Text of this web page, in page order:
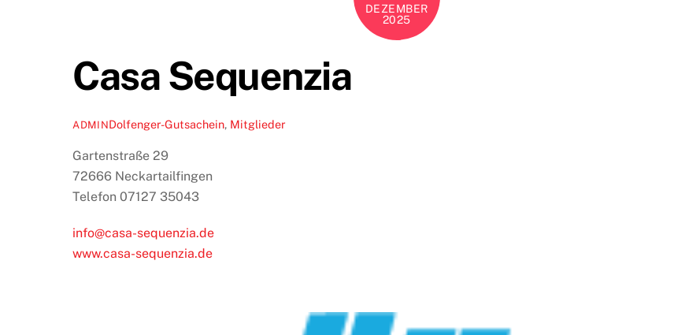
DEZEMBER
2025
Casa Sequenzia
ADMINDolfenger-Gutsachein, Mitglieder
Gartenstraße 29
72666 Neckartailfingen
Telefon 07127 35043
info@casa-sequenzia.de
www.casa-sequenzia.de